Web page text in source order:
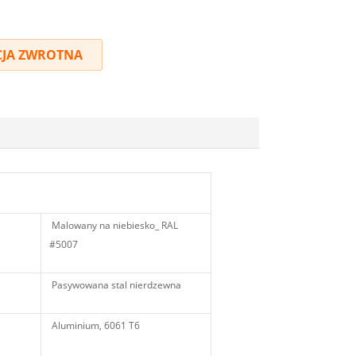
ZWROTNA
Malowany na niebiesko_ RAL
#5007
Pasywowana stal nierdzewna
Aluminium, 6061 T6